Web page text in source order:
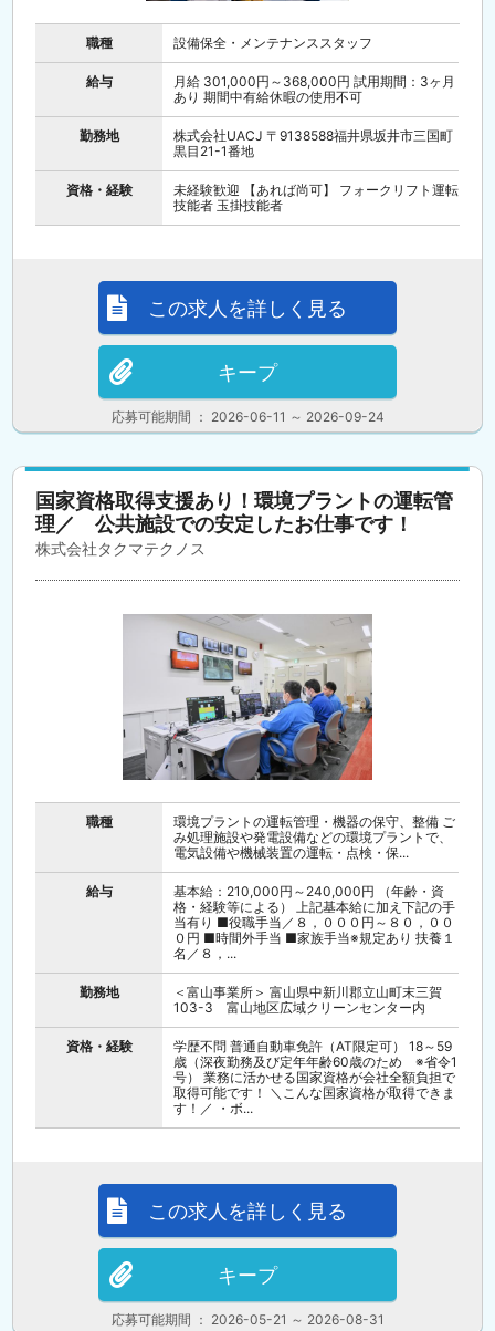
職種 設備保全・メンテナンススタッフ
給与
月給 301,000円～368,000円 試用期間：3ヶ月
あり 期間中有給休暇の使用不可
勤務地
株式会社UACJ 〒9138588福井県坂井市三国町
黒目21-1番地
資格・経験
未経験歓迎 【あれば尚可】 フォークリフト運転
技能者 玉掛技能者
応募可能期間 ： 2026-06-11 ～ 2026-09-24
この求人を詳しく見る
キープ
国家資格取得支援あり！環境プラントの運転管
理／ 公共施設での安定したお仕事です！
株式会社タクマテクノス
職種
環境プラントの運転管理・機器の保守、整備 ご
み処理施設や発電設備などの環境プラントで、
電気設備や機械装置の運転・点検・保...
給与
基本給：210,000円～240,000円 （年齢・資
格・経験等による） 上記基本給に加え下記の手
当有り ■役職手当／８，０００円～８０，００
０円 ■時間外手当 ■家族手当※規定あり 扶養１
名／８，...
勤務地
＜富山事業所＞ 富山県中新川郡立山町末三賀
103-3 富山地区広域クリーンセンター内
資格・経験
学歴不問 普通自動車免許（AT限定可） 18～59
歳（深夜勤務及び定年年齢60歳のため ※省令1
号） 業務に活かせる国家資格が会社全額負担で
取得可能です！ ＼こんな国家資格が取得できま
す！／ ・ボ...
応募可能期間 ： 2026-05-21 ～ 2026-08-31
この求人を詳しく見る
キープ